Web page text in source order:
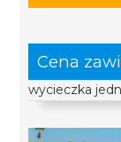
Cena
wycieczka